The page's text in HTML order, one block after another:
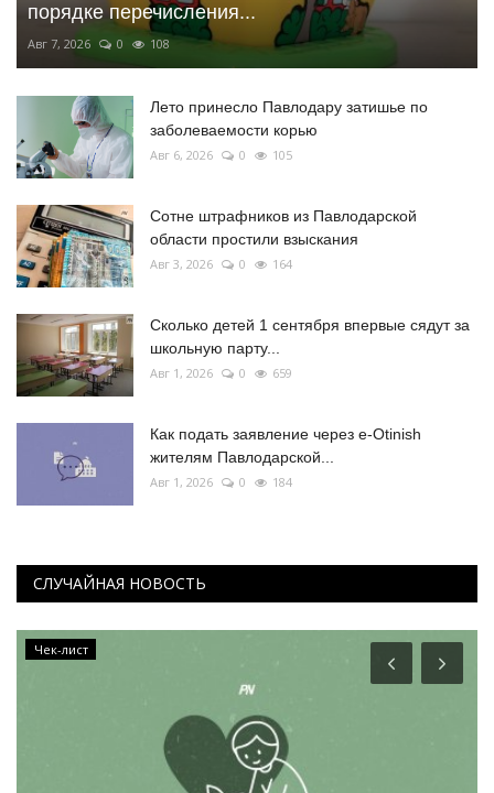
порядке перечисления...
Авг 7, 2026 0 108
Лето принесло Павлодару затишье по
заболеваемости корью
Авг 6, 2026 0 105
Сотне штрафников из Павлодарской
области простили взыскания
Авг 3, 2026 0 164
Сколько детей 1 сентября впервые сядут за
школьную парту...
Авг 1, 2026 0 659
Как подать заявление через e-Otinish
жителям Павлодарской...
Авг 1, 2026 0 184
СЛУЧАЙНАЯ НОВОСТЬ
Чек-лист